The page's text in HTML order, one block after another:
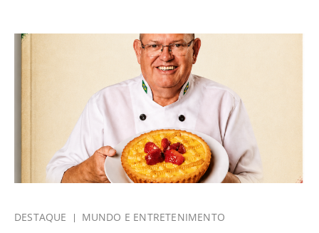
DESTAQUE MUNDO E ENTRETENIMENTO